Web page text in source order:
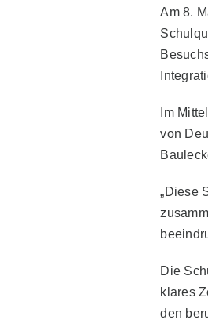
Am 8.
Im
von
„Diese
Die
klares
den